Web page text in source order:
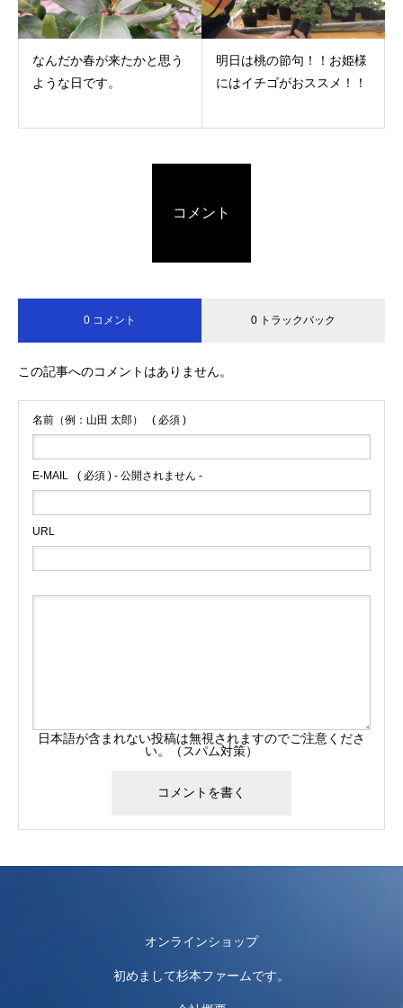
なんだか春が来たかと思う
ような日です。
明日は桃の節句！！お姫様
にはイチゴがおススメ！！
コメント
0 コメント 0 トラックバック
この記事へのコメントはありません。
名前（例：山田 太郎） ( 必須 )
E-MAIL ( 必須 ) - 公開されません -
URL
日本語が含まれない投稿は無視されますのでご注意くださ
い。（スパム対策）
オンラインショップ
初めまして杉本ファームです。